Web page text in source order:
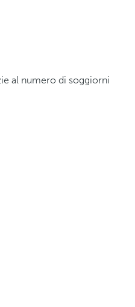
al numero di soggiorni